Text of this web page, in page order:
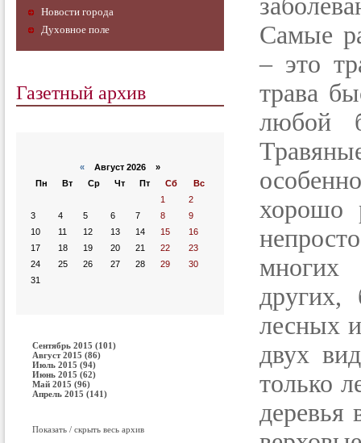
Новости города
Духовное поле
Газетный архив
« Август 2026 »
Пн
Вт Ср Чт Пт Сб
Вс
1
2
3
4 5 6 7 8
9
10
11 12 13 14 15
16
17
18 19 20 21 22
23
24
25 26 27 28 29
30
31
Сентябрь 2015 (101)
Август 2015 (86)
Июль 2015 (94)
Июнь 2015 (62)
Май 2015 (96)
Апрель 2015 (141)
Показать / скрыть весь архив
Самые
– это
трава
любой
хорошо
многих
других,
лесных
двух
только
деревья